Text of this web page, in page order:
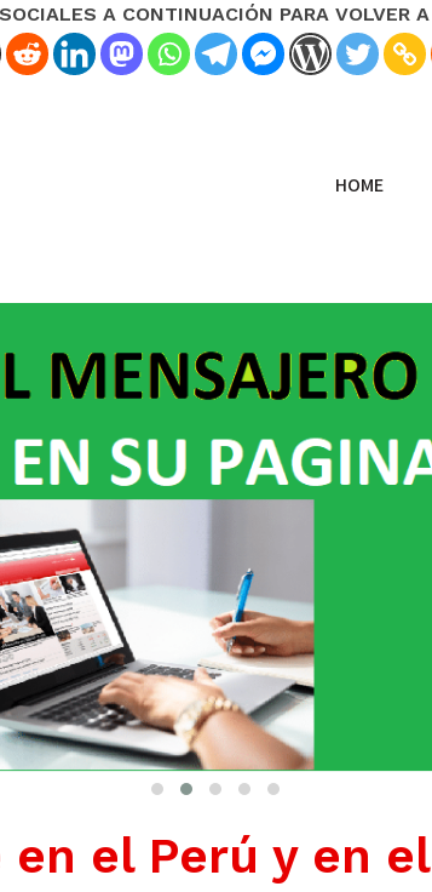
A CONTINUACIÓN PARA VOLVER
HOME
en el Perú y en